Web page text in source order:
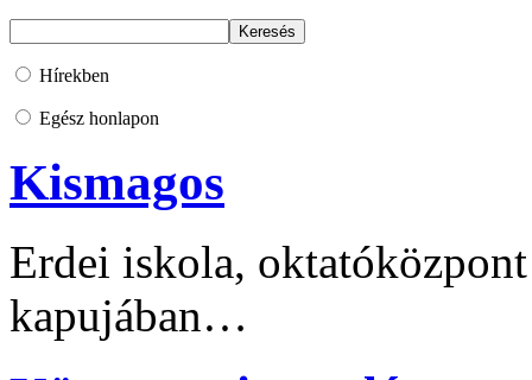
Hírekben
Egész honlapon
Kismagos
Erdei iskola,
kapujában…